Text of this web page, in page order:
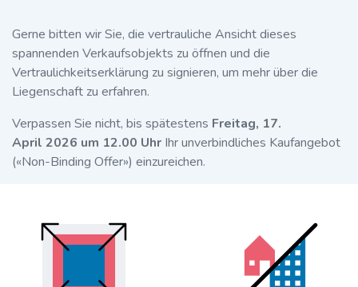
Gerne bitten wir Sie, die vertrauliche Ansicht dieses
spannenden Verkaufsobjekts zu öffnen und die
Vertraulichkeitserklärung zu signieren, um mehr über die
Liegenschaft zu erfahren.
Verpassen Sie nicht, bis spätestens Freitag, 17.
April 2026 um 12.00 Uhr Ihr unverbindliches Kaufangebot
(«Non-Binding Offer») einzureichen.